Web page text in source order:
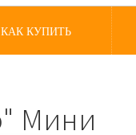
КАК КУПИТЬ
Мини